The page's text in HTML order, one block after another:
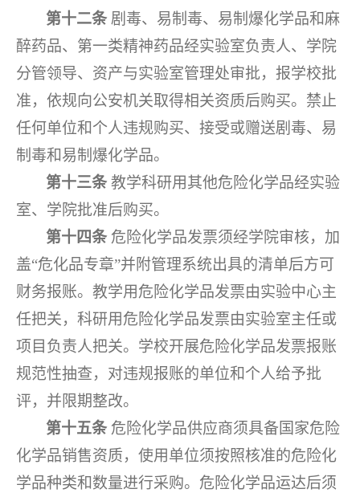
第十二条 剧毒、易制毒、易制爆化学品和麻
醉药品、第一类精神药品经实验室负责人、学院
分管领导、资产与实验室管理处审批，报学校批
准，依规向公安机关取得相关资质后购买。禁止
任何单位和个人违规购买、接受或赠送剧毒、易
制毒和易制爆化学品。
第十三条 教学科研用其他危险化学品经实验
室、学院批准后购买。
第十四条 危险化学品发票须经学院审核，加
盖“危化品专章”并附管理系统出具的清单后方可
财务报账。教学用危险化学品发票由实验中心主
任把关，科研用危险化学品发票由实验室主任或
项目负责人把关。学校开展危险化学品发票报账
规范性抽查，对违规报账的单位和个人给予批
评，并限期整改。
第十五条 危险化学品供应商须具备国家危险
化学品销售资质，使用单位须按照核准的危险化
学品种类和数量进行采购。危险化学品运达后须